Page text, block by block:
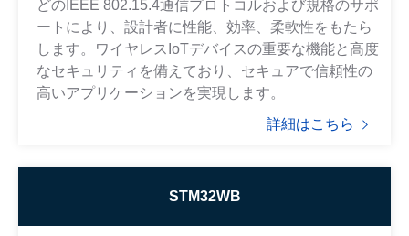
どのIEEE 802.15.4通信プロトコルおよび規格のサポ
ートにより、設計者に性能、効率、柔軟性をもたら
します。ワイヤレスIoTデバイスの重要な機能と高度
なセキュリティを備えており、セキュアで信頼性の
高いアプリケーションを実現します。
詳細はこちら
STM32WB